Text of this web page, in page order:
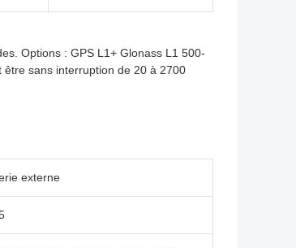
Options : GPS L1+ Glonass L1 500-
être sans interruption de 20 à 2700
externe